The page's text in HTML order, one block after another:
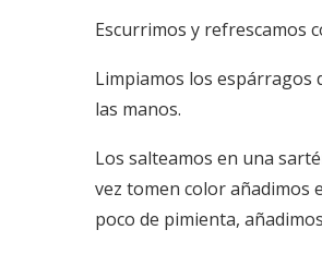
Escurrimos y refrescamos
Limpiamos los espárragos
las manos.
Los salteamos en una
vez tomen color añadimos
poco de pimienta,